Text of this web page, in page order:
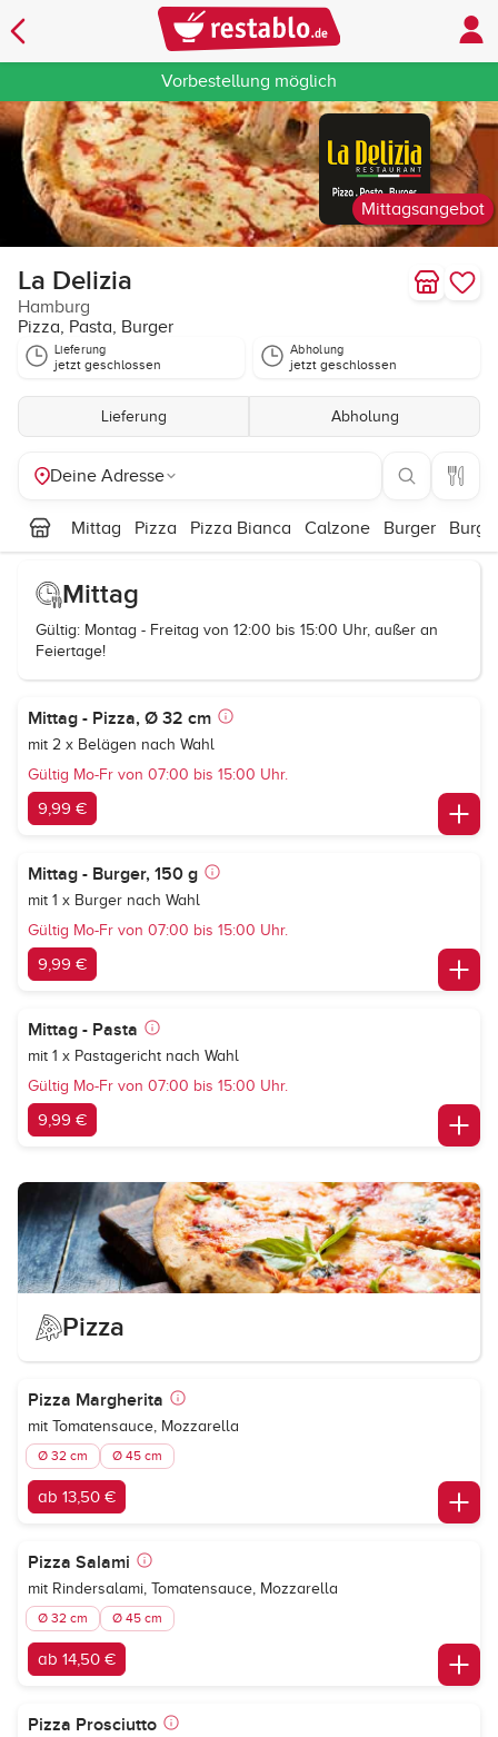
Vorbestellung möglich
Mittagsangebot
La Delizia
Hamburg
Pizza, Pasta, Burger
Lieferung
jetzt geschlossen
Abholung
jetzt geschlossen
Lieferung Abholung
Deine Adresse
Mittag Pizza Pizza Bianca Calzone Burger
Mittag
Gültig: Montag - Freitag von 12:00 bis 15:00 Uhr, außer an
Feiertage!
Mittag - Pizza, Ø 32 cm
mit 2 x Belägen nach Wahl
Gültig Mo-Fr von 07:00 bis 15:00 Uhr.
9,99 €
Mittag - Burger, 150 g
mit 1 x Burger nach Wahl
Gültig Mo-Fr von 07:00 bis 15:00 Uhr.
9,99 €
Mittag - Pasta
mit 1 x Pastagericht nach Wahl
Gültig Mo-Fr von 07:00 bis 15:00 Uhr.
9,99 €
Pizza
Pizza Margherita
mit Tomatensauce, Mozzarella
Ø 32 cm Ø 45 cm
ab 13,50 €
Pizza Salami
mit Rindersalami, Tomatensauce, Mozzarella
Ø 32 cm Ø 45 cm
ab 14,50 €
Pizza Prosciutto